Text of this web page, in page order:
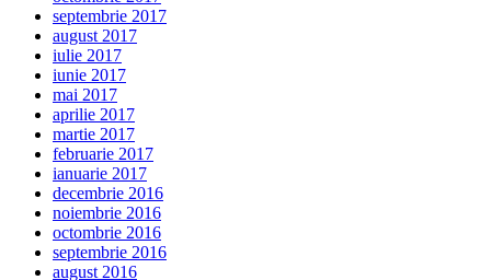
septembrie 2017
august 2017
iulie 2017
iunie 2017
mai 2017
aprilie 2017
martie 2017
februarie 2017
ianuarie 2017
decembrie 2016
noiembrie 2016
octombrie 2016
septembrie 2016
august 2016